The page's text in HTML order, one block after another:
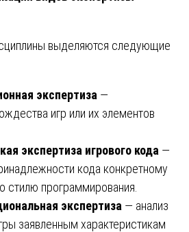
выделяются следующие
экспертиза —
игр или их элементов
экспертиза игрового кода —
кода конкретному
стилю программирования.
экспертиза — анализ
заявленным характеристикам